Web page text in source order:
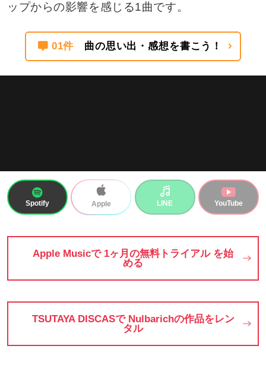
ップからの影響を感じる1曲です。
01件 曲の思い出・感想を書こう！
Spotify Apple LINE YouTube
Apple Musicで 1ヶ月の無料トライアル を始
める
TSUTAYA DISCASで Nulbarichの作品をレン
タル